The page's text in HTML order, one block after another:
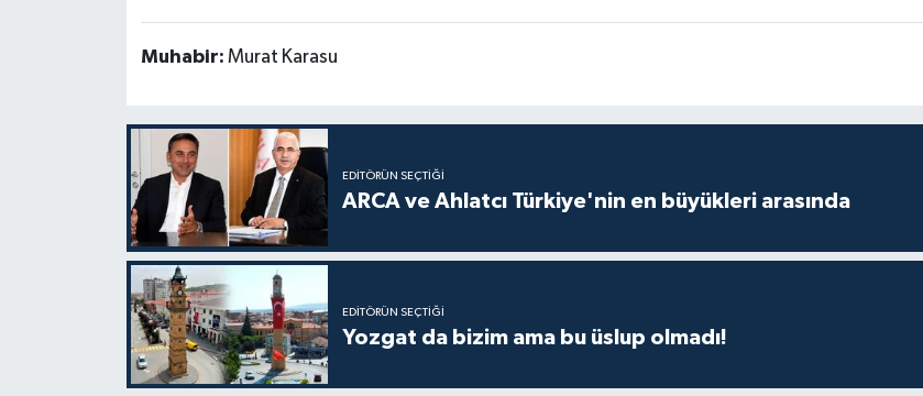
Muhabir: Murat Karasu
EDITÖRÜN SEÇTIĞI
ARCA ve Ahlatcı Türkiye'nin en büyükleri arasında
EDITÖRÜN SEÇTIĞI
Yozgat da bizim ama bu üslup olmadı!